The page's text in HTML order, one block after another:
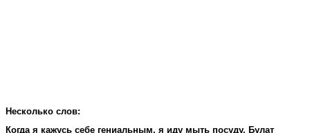
Несколько слов:
Когда я кажусь себе гениальным, я иду мыть посуду. Булат